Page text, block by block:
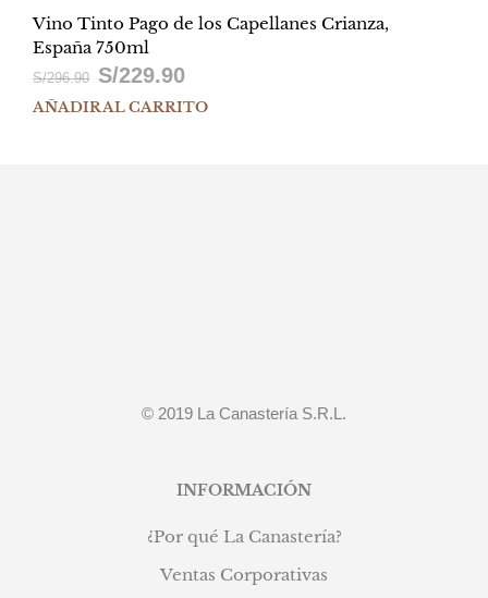
Vino Tinto Pago de los Capellanes Crianza,
España 750ml
S/296.90 El
precio
S/229.90El
precio
AÑADIR AL CARRITO
© 2019 La Canastería S.R.L.
INFORMACIÓN
¿Por qué La Canastería?
Ventas Corporativas